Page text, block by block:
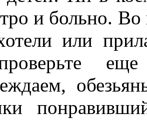
и больно.
или